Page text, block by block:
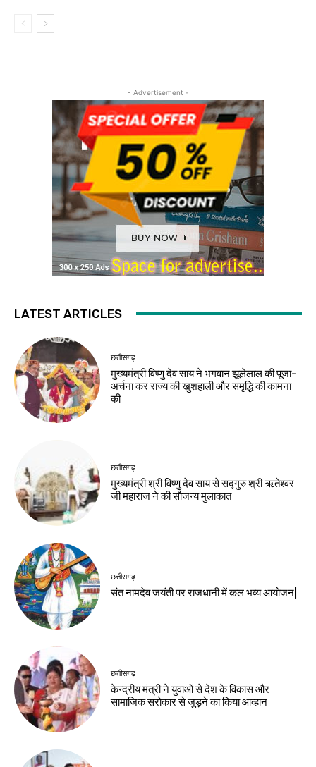
- Advertisement -
LATEST ARTICLES
छत्तीसगढ़
मुख्यमंत्री विष्णु देव साय ने भगवान झूलेलाल की पूजा-
अर्चना कर राज्य की खुशहाली और समृद्धि की कामना
की
छत्तीसगढ़
मुख्यमंत्री श्री विष्णु देव साय से सद्गुरु श्री ऋतेश्वर
जी महाराज ने की सौजन्य मुलाकात
छत्तीसगढ़
संत नामदेव जयंती पर राजधानी में कल भव्य आयोजन|
छत्तीसगढ़
केन्द्रीय मंत्री ने युवाओं से देश के विकास और
सामाजिक सरोकार से जुड़ने का किया आव्हान